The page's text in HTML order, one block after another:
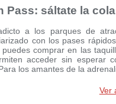
a los parques de
con los pases
puedes comprar en las
acceder sin esperar
los amantes de la
Ver